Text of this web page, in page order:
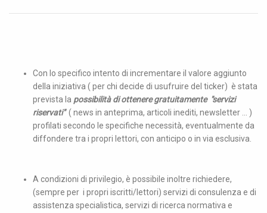
Con lo specifico intento di incrementare il valore aggiunto
della iniziativa ( per chi decide di usufruire del ticker) è stata
prevista la possibilità di ottenere gratuitamente "servizi
riservati"( news in anteprima, articoli inediti, newsletter ... )
profilati secondo le specifiche necessità, eventualmente da
diffondere tra i propri lettori, con anticipo o in via esclusiva.
A condizioni di privilegio, è possibile inoltre richiedere,
(sempre per i propri iscritti/lettori) servizi di consulenza e di
assistenza specialistica, servizi di ricerca normativa e